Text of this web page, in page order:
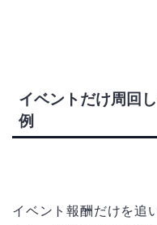
イベントだけ周回
例
イベント報酬だけを追